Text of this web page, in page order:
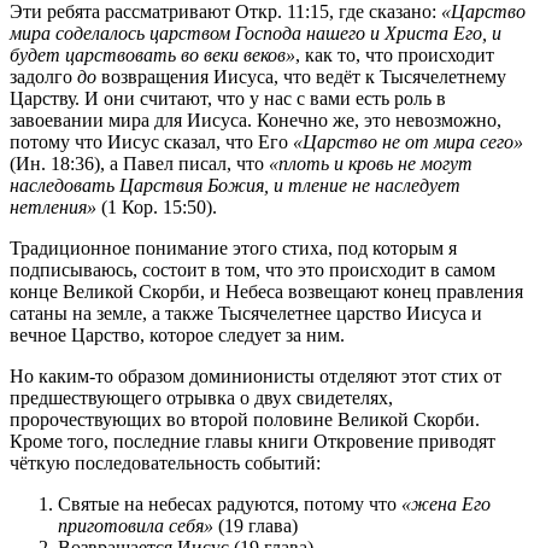
Эти ребята рассматривают Откр. 11:15, где сказано: «Царство
мира соделалось царством Господа нашего и Христа Его, и
будет царствовать во веки веков», как то, что происходит
задолго до возвращения Иисуса, что ведёт к Тысячелетнему
Царству. И они считают, что у нас с вами есть роль в
завоевании мира для Иисуса. Конечно же, это невозможно,
потому что Иисус сказал, что Его «Царство не от мира сего»
(Ин. 18:36), а Павел писал, что «плоть и кровь не могут
наследовать Царствия Божия, и тление не наследует
нетления» (1 Кор. 15:50).
Традиционное понимание этого стиха, под которым я
подписываюсь, состоит в том, что это происходит в самом
конце Великой Скорби, и Небеса возвещают конец правления
сатаны на земле, а также Тысячелетнее царство Иисуса и
вечное Царство, которое следует за ним.
Но каким-то образом доминионисты отделяют этот стих от
предшествующего отрывка о двух свидетелях,
пророчествующих во второй половине Великой Скорби.
Кроме того, последние главы книги Откровение приводят
чёткую последовательность событий:
Святые на небесах радуются, потому что «жена Его
приготовила себя» (19 глава)